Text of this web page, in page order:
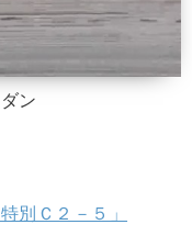
ン
別Ｃ２－５」